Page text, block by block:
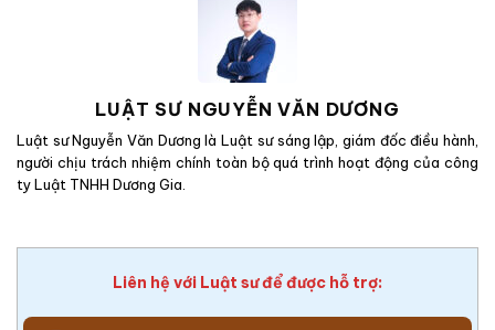
LUẬT SƯ NGUYỄN VĂN DƯƠNG
Luật sư Nguyễn Văn Dương là Luật sư sáng lập, giám đốc điều hành,
người chịu trách nhiệm chính toàn bộ quá trình hoạt động của công
ty Luật TNHH Dương Gia.
Liên hệ với Luật sư để được hỗ trợ: